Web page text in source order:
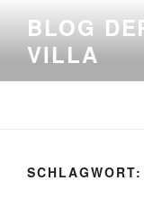
springen
BLOG
VILLA
SCHLAGWORT: